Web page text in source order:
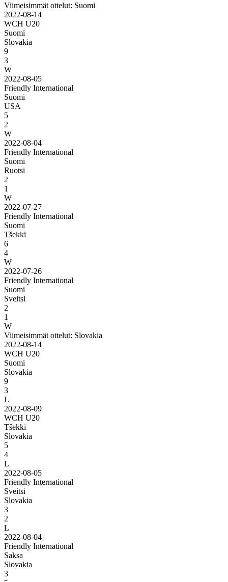
Viimeisimmät ottelut: Suomi
2022-08-14
WCH U20
Suomi
Slovakia
9
3
W
2022-08-05
Friendly International
Suomi
USA
5
2
W
2022-08-04
Friendly International
Suomi
Ruotsi
2
1
W
2022-07-27
Friendly International
Suomi
Tšekki
6
4
W
2022-07-26
Friendly International
Suomi
Sveitsi
2
1
W
Viimeisimmät ottelut: Slovakia
2022-08-14
WCH U20
Suomi
Slovakia
9
3
L
2022-08-09
WCH U20
Tšekki
Slovakia
5
4
L
2022-08-05
Friendly International
Sveitsi
Slovakia
3
2
L
2022-08-04
Friendly International
Saksa
Slovakia
3